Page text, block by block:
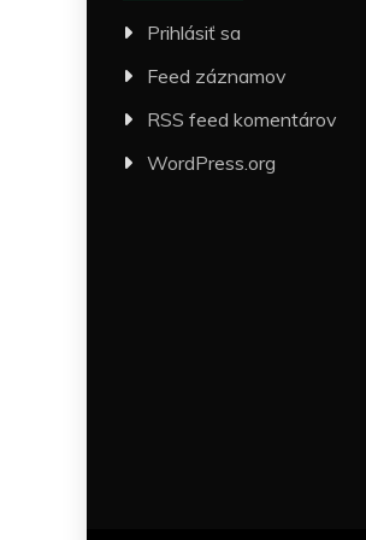
Prihlásiť sa
Feed záznamov
RSS feed komentárov
WordPress.org